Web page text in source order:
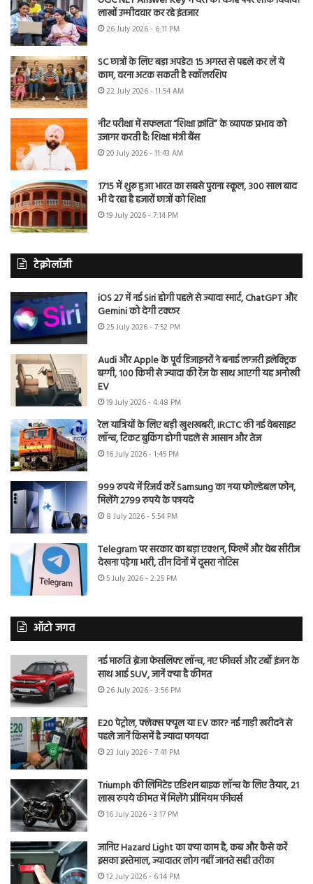
लाखों उम्मीदवार कर रहे इंतजार
26 July 2026 - 6:11 PM
SC छात्रों के लिए बड़ा अपडेट! 15 अगस्त से पहले कर लें ये
काम, वरना अटक सकती है स्कॉलरशिप
22 July 2026 - 11:54 AM
नीट परीक्षा में सफलता “शिक्षा क्रांति” के व्यापक प्रभाव को
उजागर करती है: शिक्षा मंत्री बैंस
20 July 2026 - 11:43 AM
1715 में शुरू हुआ भारत का सबसे पुराना स्कूल, 300 साल बाद
भी दे रहा है हजारों छात्रों को शिक्षा
19 July 2026 - 7:14 PM
टेक्नोलॉजी
iOS 27 में नई Siri होगी पहले से ज्यादा स्मार्ट, ChatGPT और
Gemini को देगी टक्कर
25 July 2026 - 7:52 PM
Audi और Apple के पूर्व डिजाइनरों ने बनाई लग्जरी इलेक्ट्रिक
बग्गी, 100 किमी से ज्यादा की रेंज के साथ आएगी यह अनोखी
EV
19 July 2026 - 4:48 PM
रेल यात्रियों के लिए बड़ी खुशखबरी, IRCTC की नई वेबसाइट
लॉन्च, टिकट बुकिंग होगी पहले से आसान और तेज
16 July 2026 - 1:45 PM
999 रुपये में रिजर्व करें Samsung का नया फोल्डेबल फोन,
मिलेंगे 2799 रुपये के फायदे
8 July 2026 - 5:54 PM
Telegram पर सरकार का बड़ा एक्शन, फिल्में और वेब सीरीज
देखना पड़ेगा भारी, तीन दिनों में दूसरा नोटिस
5 July 2026 - 2:25 PM
ऑटो जगत
नई मारुति ब्रेजा फेसलिफ्ट लॉन्च, नए फीचर्स और टर्बो इंजन के
साथ आई SUV, जानें क्या है कीमत
26 July 2026 - 3:56 PM
E20 पेट्रोल, फ्लेक्स फ्यूल या EV कार? नई गाड़ी खरीदने से
पहले जानें किसमें है ज्यादा फायदा
23 July 2026 - 7:41 PM
Triumph की लिमिटेड एडिशन बाइक लॉन्च के लिए तैयार, 21
लाख रुपये कीमत में मिलेंगे प्रीमियम फीचर्स
16 July 2026 - 3:17 PM
जानिए Hazard Light का क्या काम है, कब और कैसे करें
इसका इस्तेमाल, ज्यादातर लोग नहीं जानते सही तरीका
12 July 2026 - 6:14 PM